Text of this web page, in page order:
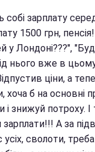
зарплату
1500 грн,
у Лондоні???",
нього вже в цьому
ціни, а
хоча б на основні
і знижуй потроху. І
А за
сволоти, треба